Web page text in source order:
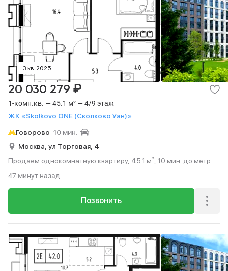
3 кв. 2025
1-комн.кв. — 45.1 м² — 4/9 этаж
ЖК «Skolkovo ONE (Сколково Уан)»
20 030 279 ₽
Говорово 10 мин.
Москва, ул Торговая, 4
Продаем однокомнатную квартиру, 45.1 м², 10 мин. до метро
Позвонить
47 минут назад